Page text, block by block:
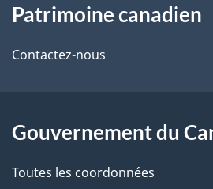
i
l
d
e
propos
de
site
Patrimoine canadien
Contactez-nous
Gouvernement du
Toutes les coordonnées